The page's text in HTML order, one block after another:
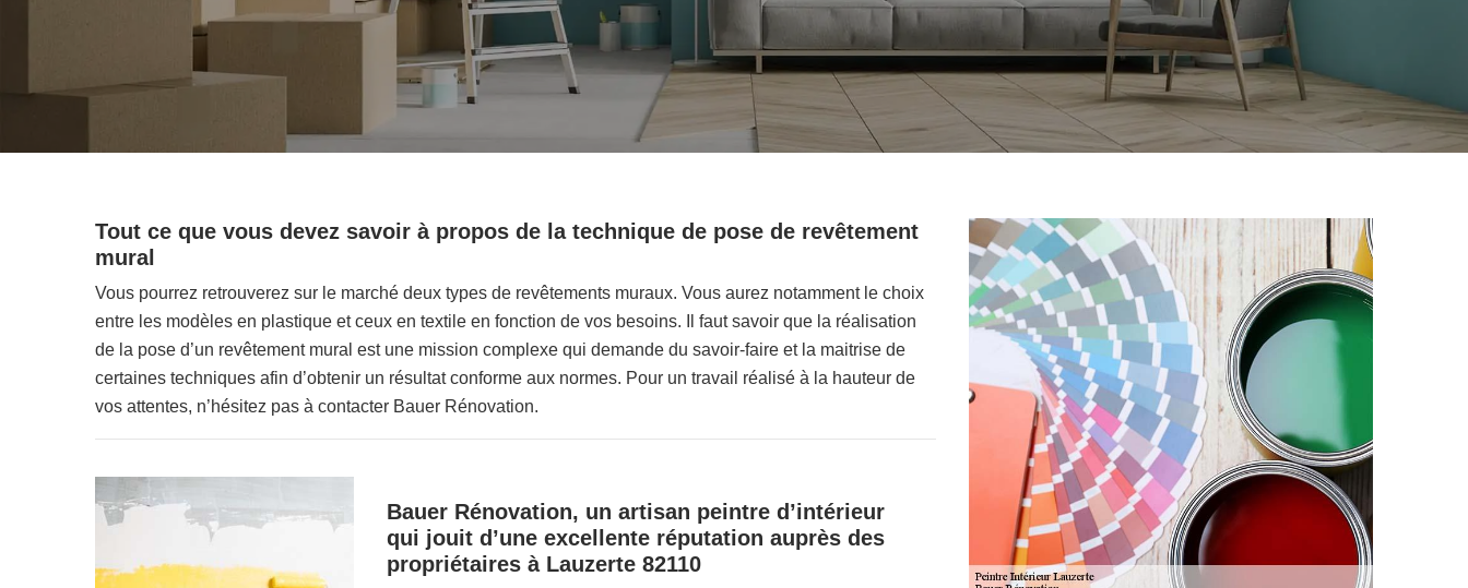
Tout ce que vous devez savoir à propos de la technique de pose de revêtement
mural
Vous pourrez retrouverez sur le marché deux types de revêtements muraux. Vous aurez notamment le choix
entre les modèles en plastique et ceux en textile en fonction de vos besoins. Il faut savoir que la réalisation
de la pose d’un revêtement mural est une mission complexe qui demande du savoir-faire et la maitrise de
certaines techniques afin d’obtenir un résultat conforme aux normes. Pour un travail réalisé à la hauteur de
vos attentes, n’hésitez pas à contacter Bauer Rénovation.
Bauer Rénovation, un artisan peintre d’intérieur
qui jouit d’une excellente réputation auprès des
propriétaires à Lauzerte 82110